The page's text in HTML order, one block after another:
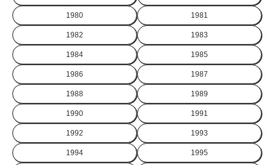
1980 1981
1982 1983
1984 1985
1986 1987
1988 1989
1990 1991
1992 1993
1994 1995